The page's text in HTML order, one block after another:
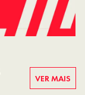
VER MAIS